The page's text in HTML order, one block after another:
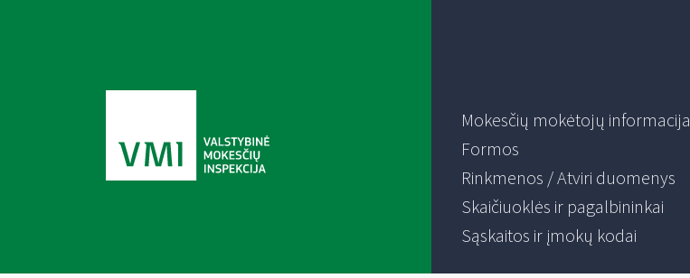
Mokesčių mokėtojų informacija
Formos
Rinkmenos / Atviri duomenys
Skaičiuoklės ir pagalbininkai
Sąskaitos ir įmokų kodai